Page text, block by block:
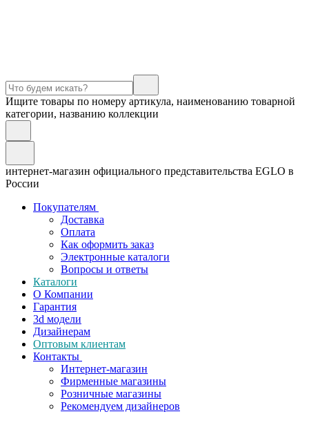
Ищите товары по номеру артикула, наименованию товарной
категории, названию коллекции
интернет-магазин официального представительства EGLO в
России
Покупателям
Доставка
Оплата
Как оформить заказ
Электронные каталоги
Вопросы и ответы
Каталоги
О Компании
Гарантия
3d модели
Дизайнерам
Оптовым клиентам
Контакты
Интернет-магазин
Фирменные магазины
Розничные магазины
Рекомендуем дизайнеров